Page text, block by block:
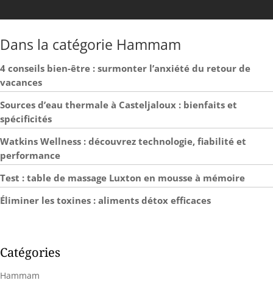
Dans la catégorie Hammam
4 conseils bien-être : surmonter l’anxiété du retour de
vacances
Sources d’eau thermale à Casteljaloux : bienfaits et
spécificités
Watkins Wellness : découvrez technologie, fiabilité et
performance
Test : table de massage Luxton en mousse à mémoire
Éliminer les toxines : aliments détox efficaces
Catégories
Hammam